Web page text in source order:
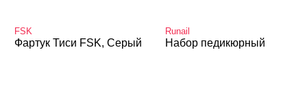
FSK
Фартук Тиси FSK, Серый
Runail
Набор педикюрный